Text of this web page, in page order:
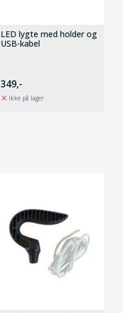
LED lygte med holder og
USB-kabel
349,-
Ikke på lager